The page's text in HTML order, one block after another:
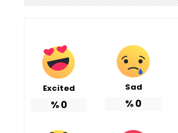
Sad
0
%
Excited
0
%